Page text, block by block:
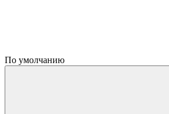
По умолчанию